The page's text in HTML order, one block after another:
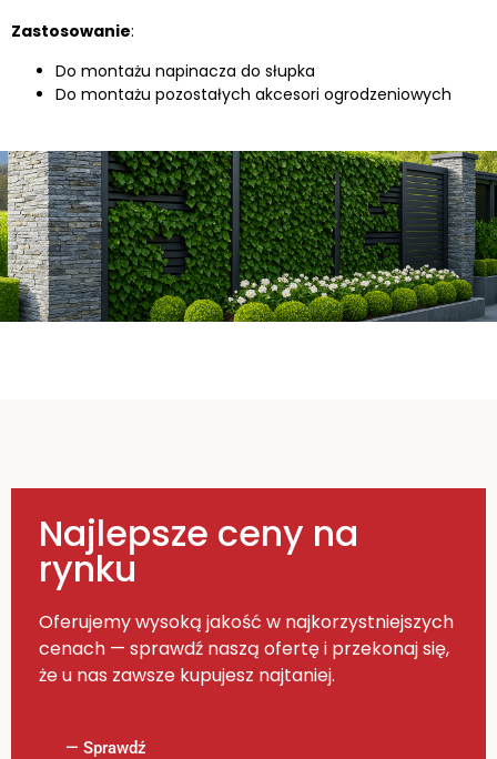
Zastosowanie:
Do montażu napinacza do słupka
Do montażu pozostałych akcesori ogrodzeniowych
Najlepsze ceny na
rynku
Oferujemy wysoką jakość w najkorzystniejszych
cenach — sprawdź naszą ofertę i przekonaj się,
że u nas zawsze kupujesz najtaniej.
— Sprawdź